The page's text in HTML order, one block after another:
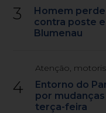
3
Homem
contra poste e
Blumenau
4
Atenção,
Entorno do
por
terça-feira